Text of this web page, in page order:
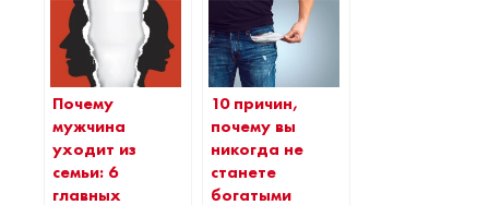
Почему
мужчина
уходит из
семьи: 6
главных
10 причин,
почему вы
никогда не
станете
богатыми